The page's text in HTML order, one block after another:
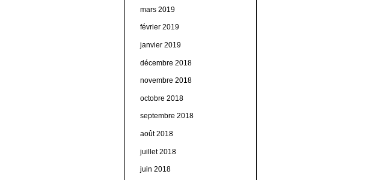
mars 2019
février 2019
janvier 2019
décembre 2018
novembre 2018
octobre 2018
septembre 2018
août 2018
juillet 2018
juin 2018